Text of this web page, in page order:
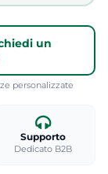
un
personalizzate
Supporto
Dedicato B2B